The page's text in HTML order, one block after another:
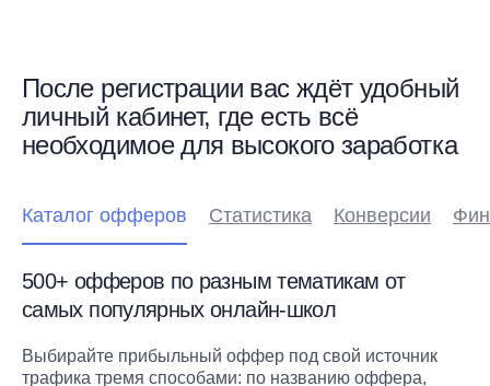
После регистрации вас ждёт удобный
личный кабинет, где есть всё
необходимое для высокого заработка
Каталог офферов Статистика Конверсии
500+ офферов по разным тематикам от
самых популярных онлайн-школ
Выбирайте прибыльный оффер под свой источник
трафика тремя способами: по названию оффера,